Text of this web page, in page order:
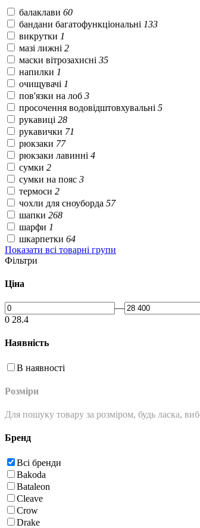
балаклави 60
бандани багатофункціональні 133
викрутки 1
мазі лижні 2
маски вітрозахисні 35
напилки 1
очищувачі 1
пов'язки на лоб 3
просочення водовідштовхувальні 5
рукавиці 28
рукавички 71
рюкзаки 77
рюкзаки лавинні 4
сумки 2
сумки на пояс 3
термоси 2
чохли для сноуборда 57
шапки 268
шарфи 1
шкарпетки 64
Показати всі товарні групи
Фільтри
Ціна
—
0 28.4
Наявність
В наявності
Розміри
Для пошуку товару за розміром, будь ласка,
Бренд
Всі бренди
Bakoda
Bataleon
Cleave
Crow
Drake